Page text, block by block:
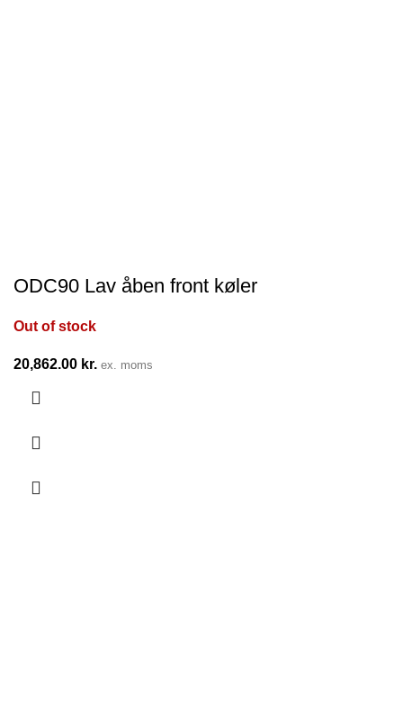
ODC90 Lav åben front køler
Out of stock
20,862.00 kr. ex. moms